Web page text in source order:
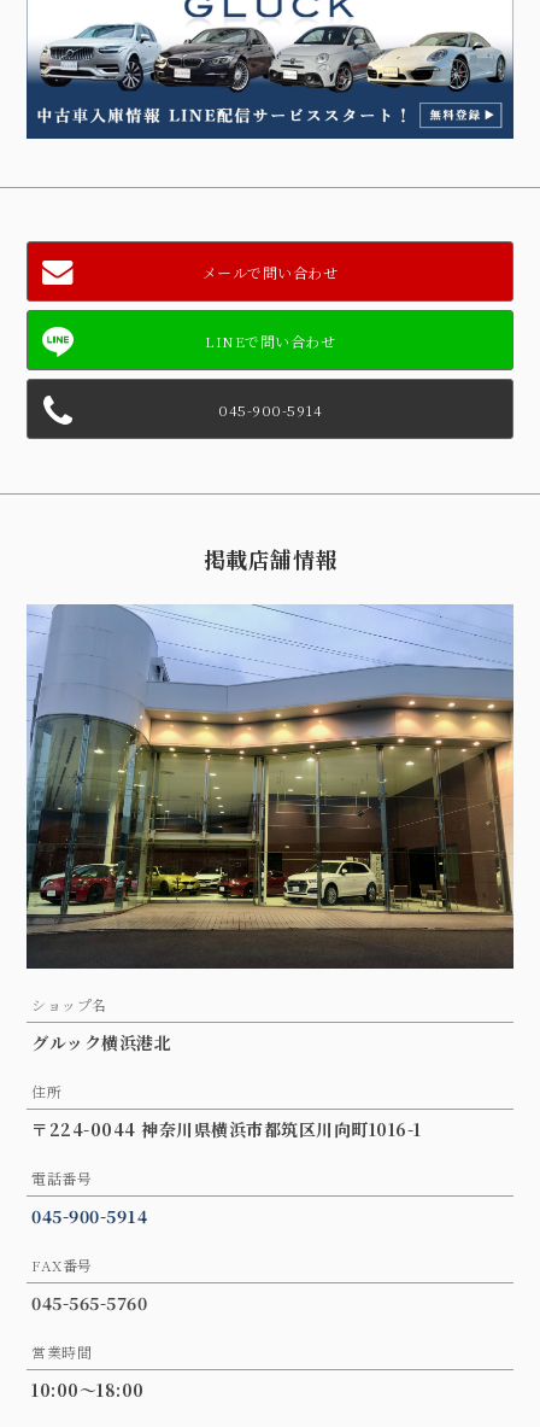
メールで問い合わせ
045-900-5914
掲載店舗情報
ショップ名
グルック横浜港北
住所
〒224-0044 神奈川県横浜市都筑区川向町1016-1
電話番号
045-900-5914
FAX番号
045-565-5760
営業時間
10:00～18:00